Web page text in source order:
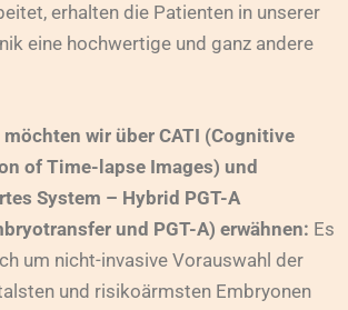
erhalten die Patienten in unserer
eine hochwertige und ganz andere
wir über CATI (Cognitive
of Time-lapse Images) und
System – Hybrid PGT-A
und PGT-A) erwähnen: Es
um nicht-invasive Vorauswahl der
und risikoärmsten Embryonen